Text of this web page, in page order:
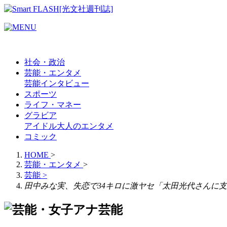
社会・政治
芸能・エンタメ
芸能インタビュー
スポーツ
ライフ・マネー
グラビア
アイドル大人のエンタメ
コミック
HOME >
芸能・エンタメ >
芸能 >
田中みな実、失恋で34キロに激ヤセ「太田光代さんに支
芸能